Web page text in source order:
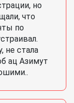
но
что
по
не стала
ац Азимут